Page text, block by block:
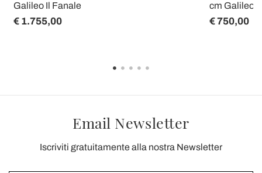
Galileo Il Fanale
€ 1.755,00
cm Galileo
€ 750,00
Email Newsletter
Iscriviti gratuitamente alla nostra Newsletter